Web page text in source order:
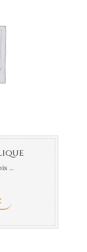
...